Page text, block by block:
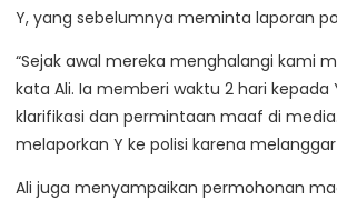
Y, yang sebelumnya meminta laporan
“Sejak awal mereka menghalangi kami
kata Ali. Ia memberi waktu 2 hari kepada
klarifikasi dan permintaan maaf di
melaporkan Y ke polisi karena melanggar
Ali juga menyampaikan permohonan